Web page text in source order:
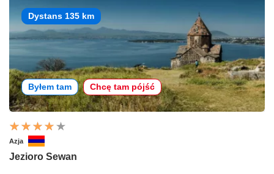
Dystans 135 km
Byłem tam Chcę tam pójść
Azja
Jezioro Sewan